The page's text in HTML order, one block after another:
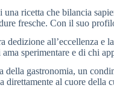
ricetta che bilancia
fresche. Con il suo
all’eccellenza e
sperimentare e di chi
gastronomia, un
direttamente al cuore